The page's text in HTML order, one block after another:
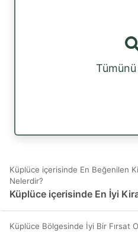
Tümünü
Küplüce içerisinde En Beğenilen
Nelerdir?
Küplüce içerisinde En İyi
Küplüce Bölgesinde İyi Bir Fırsat